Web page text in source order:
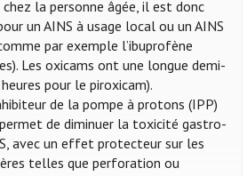
chez la personne âgée, il est donc
un AINS à usage local ou un AINS
par exemple l’ibuprofène
Les oxicams ont une longue demi-
pour le piroxicam).
de la pompe à protons (IPP)
de diminuer la toxicité gastro-
avec un effet protecteur sur les
telles que perforation ou